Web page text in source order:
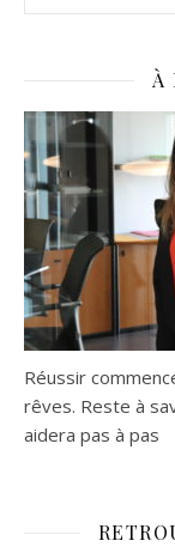
À
Réussir
rêves. Reste à
aidera pas à pas